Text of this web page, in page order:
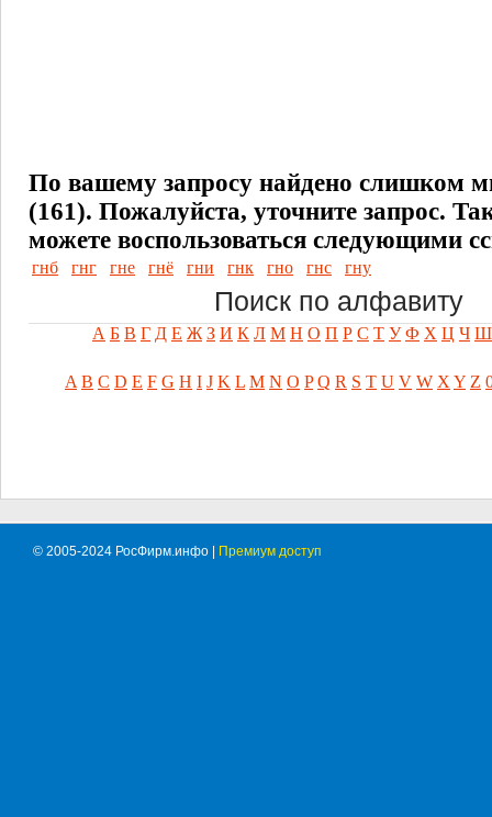
По вашему запросу найдено слишком
(161). Пожалуйста, уточните запрос.
можете воспользоваться следующими
гнб гнг гне гнё гни гнк гно гнс гну
Поиск по алфавиту
А Б В Г Д Е Ж З И К Л М Н О П Р С Т У Ф Х Ц Ч Ш
A B C D E F G H I J K L M N O P Q R S T U V W X Y Z
© 2005-2024 РосФирм.инфо | Премиум доступ